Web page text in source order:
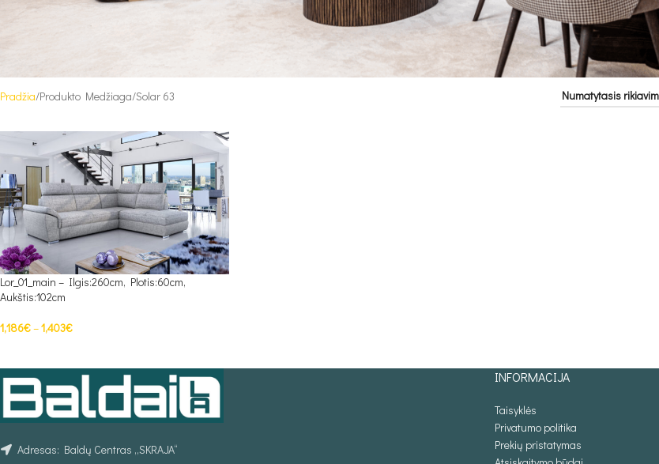
Pradžia Produkto Medžiaga Solar 63
Lor_01_main – Ilgis:260cm, Plotis:60cm,
Aukštis:102cm
1,186€–1,403€
Adresas: Baldų Centras „SKRAJA“
INFORMACIJA
Taisyklės
Privatumo politika
Prekių pristatymas